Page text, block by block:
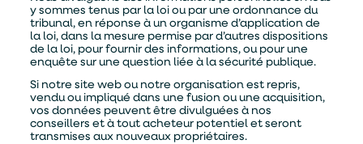
y sommes tenus par la loi ou par une ordonnance du
tribunal, en réponse à un organisme d’application de
la loi, dans la mesure permise par d’autres dispositions
de la loi, pour fournir des informations, ou pour une
enquête sur une question liée à la sécurité publique.
Si notre site web ou notre organisation est repris,
vendu ou impliqué dans une fusion ou une acquisition,
vos données peuvent être divulguées à nos
conseillers et à tout acheteur potentiel et seront
transmises aux nouveaux propriétaires.